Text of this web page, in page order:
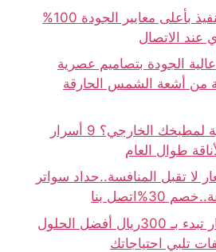
حداد درابزين حديد..تنفيذ بأعلى معايير الجودة 100%
الجودة بتصاميم عصرية
من أشعة الشمس الحارقة
كيف تختار مظلة مثالية لمطبخك الخارجي؟ 9 أسرار
طوال العام
لا تقبل المنافسة..حداد سواتر
مظلات مكيفات..اسعار تبدء بـ 300ريال أفضل الحلول
تلبي احتياجاتك